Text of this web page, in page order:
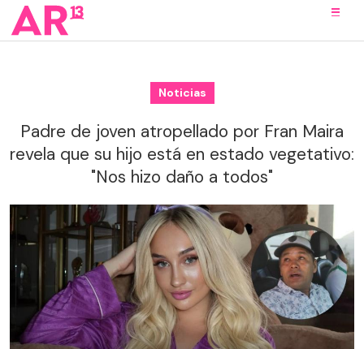
Noticias
Padre de joven atropellado por Fran Maira
revela que su hijo está en estado vegetativo:
"Nos hizo daño a todos"